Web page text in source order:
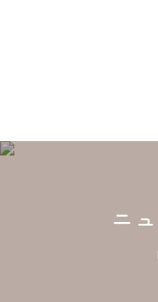
ニ